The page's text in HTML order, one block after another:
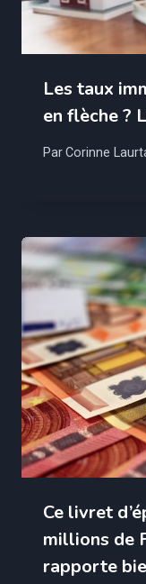
Les taux
en flèche ?
ParCorinne
Ce livret
millions de
rapporte